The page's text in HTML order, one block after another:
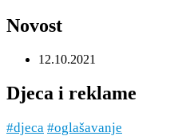
Novost
12.10.2021
Djeca i reklame
#djeca #oglašavanje